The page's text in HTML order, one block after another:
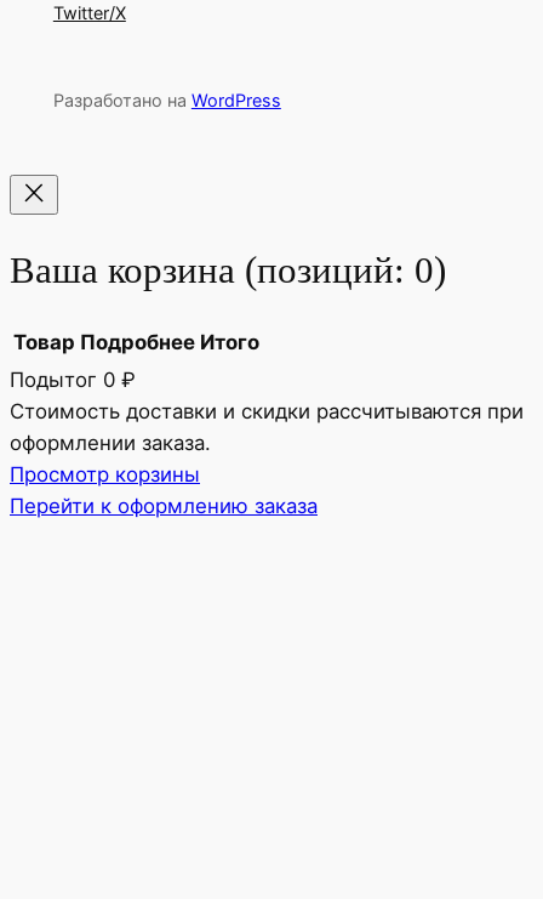
Twitter/X
Разработано на WordPress
Ваша корзина (позиций: 0)
Товары
в
корзине
Товар Подробнее Итого
Подытог 0 ₽
Стоимость доставки и скидки рассчитываются при
оформлении заказа.
Просмотр корзины
Перейти к оформлению заказа